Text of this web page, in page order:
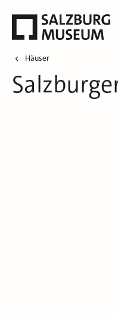
Häuser